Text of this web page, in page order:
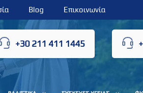
Blog Επικοινωνία
+30 211 411 1445